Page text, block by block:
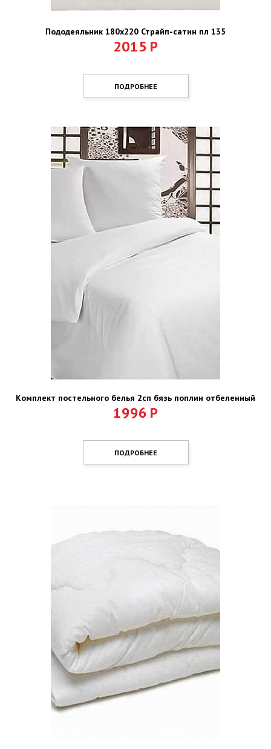
Пододеяльник 180х220 Страйп-сатин пл 135
2015 Р
ПОДРОБНЕЕ
Комплект постельного белья 2сп бязь поплин отбеленный
1996 Р
ПОДРОБНЕЕ